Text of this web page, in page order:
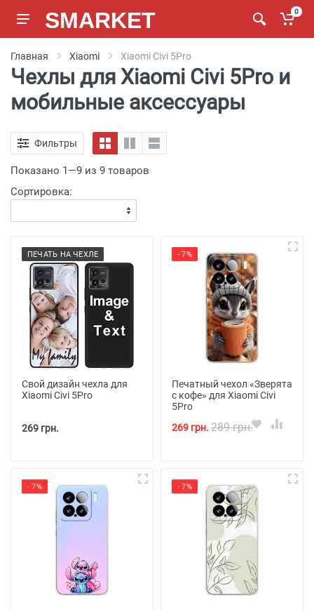
SMARKET 0
Главная Xiaomi Xiaomi Civi 5Pro
Чехлы для Xiaomi Civi 5Pro и
мобильные аксессуары
Фильтры
Показано 1—9 из 9 товаров
Сортировка:
ПЕЧАТЬ НА ЧЕХЛЕ
Свой дизайн чехла для
Xiaomi Civi 5Pro
269 грн.
- 7%
Печатный чехол «Зверята
с кофе» для Xiaomi Civi
5Pro
269 грн. 289 грн.
- 7% - 7%